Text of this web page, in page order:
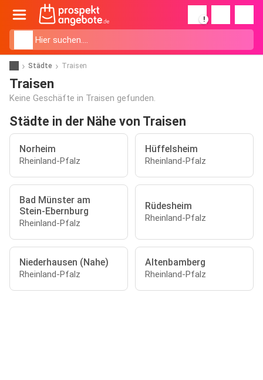
!
Städte Traisen
Traisen
Keine Geschäfte in Traisen gefunden.
Städte in der Nähe von Traisen
Norheim
Rheinland-Pfalz
Hüffelsheim
Rheinland-Pfalz
Bad Münster am
Stein-Ebernburg
Rheinland-Pfalz
Rüdesheim
Rheinland-Pfalz
Niederhausen (Nahe)
Rheinland-Pfalz
Altenbamberg
Rheinland-Pfalz